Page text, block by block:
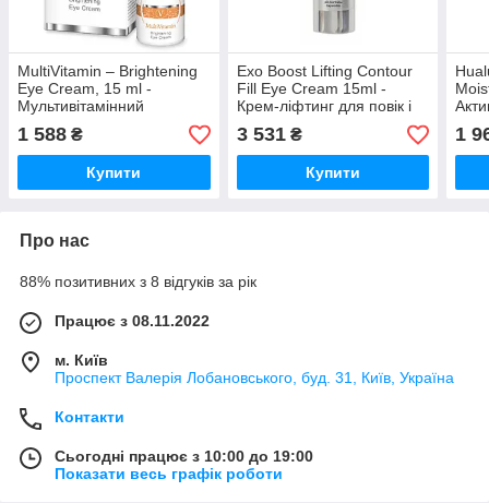
MultiVitamin – Brightening
Eye Cream, 15 ml -
Мультивітамінний
освітлюючий крем для
очей
1 588 ₴
Купити
Exo Boost Lifting Contour
Fill Eye Cream 15ml -
Крем-ліфтинг для повік і
під очима – екзосомний
стимулятор
3 531₴
Купити
1
Про нас
88% позитивних з 8 відгуків за рік
Працює з 08.11.2022
м. Київ
Проспект Валерія Лобановського, буд. 31, Київ, Україна
Контакти
Сьогодні працює з 10:00 до 19:00
Показати весь графік роботи